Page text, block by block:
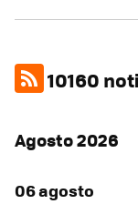
10160
Agosto 2026
06 agosto